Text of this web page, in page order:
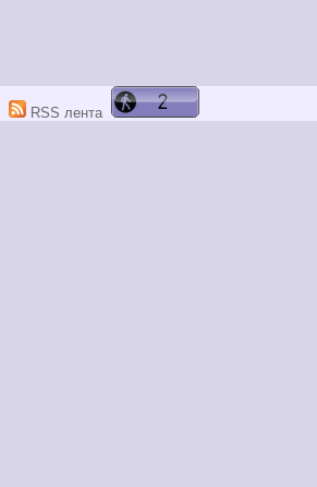
RSS лента